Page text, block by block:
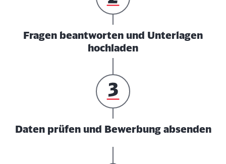
Fragen beantworten und Unterlagen
hochladen
Daten prüfen und Bewerbung absenden